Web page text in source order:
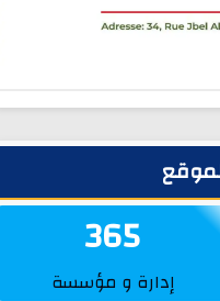
365
إدارة و مؤسسة